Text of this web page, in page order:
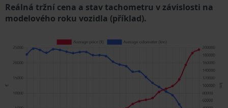
Reálná tržní cena a stav tachometru v závislosti na
modelového roku vozidla (příklad).